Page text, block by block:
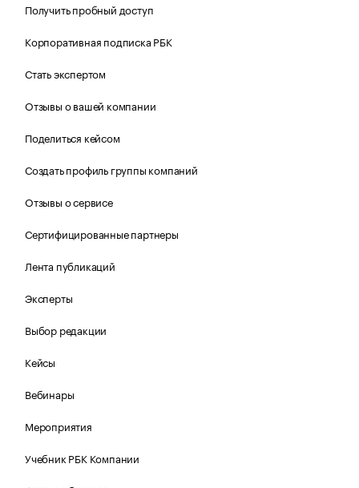
Получить пробный доступ
Корпоративная подписка РБК
Стать экспертом
Отзывы о вашей компании
Поделиться кейсом
Создать профиль группы компаний
Отзывы о сервисе
Сертифицированные партнеры
Лента публикаций
Эксперты
Выбор редакции
Кейсы
Вебинары
Мероприятия
Учебник РБК Компании